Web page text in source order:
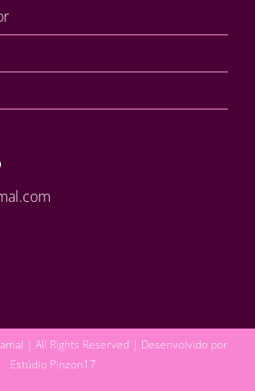
| All Rights Reserved | Desenvolvido por
Estúdio Pinzon17